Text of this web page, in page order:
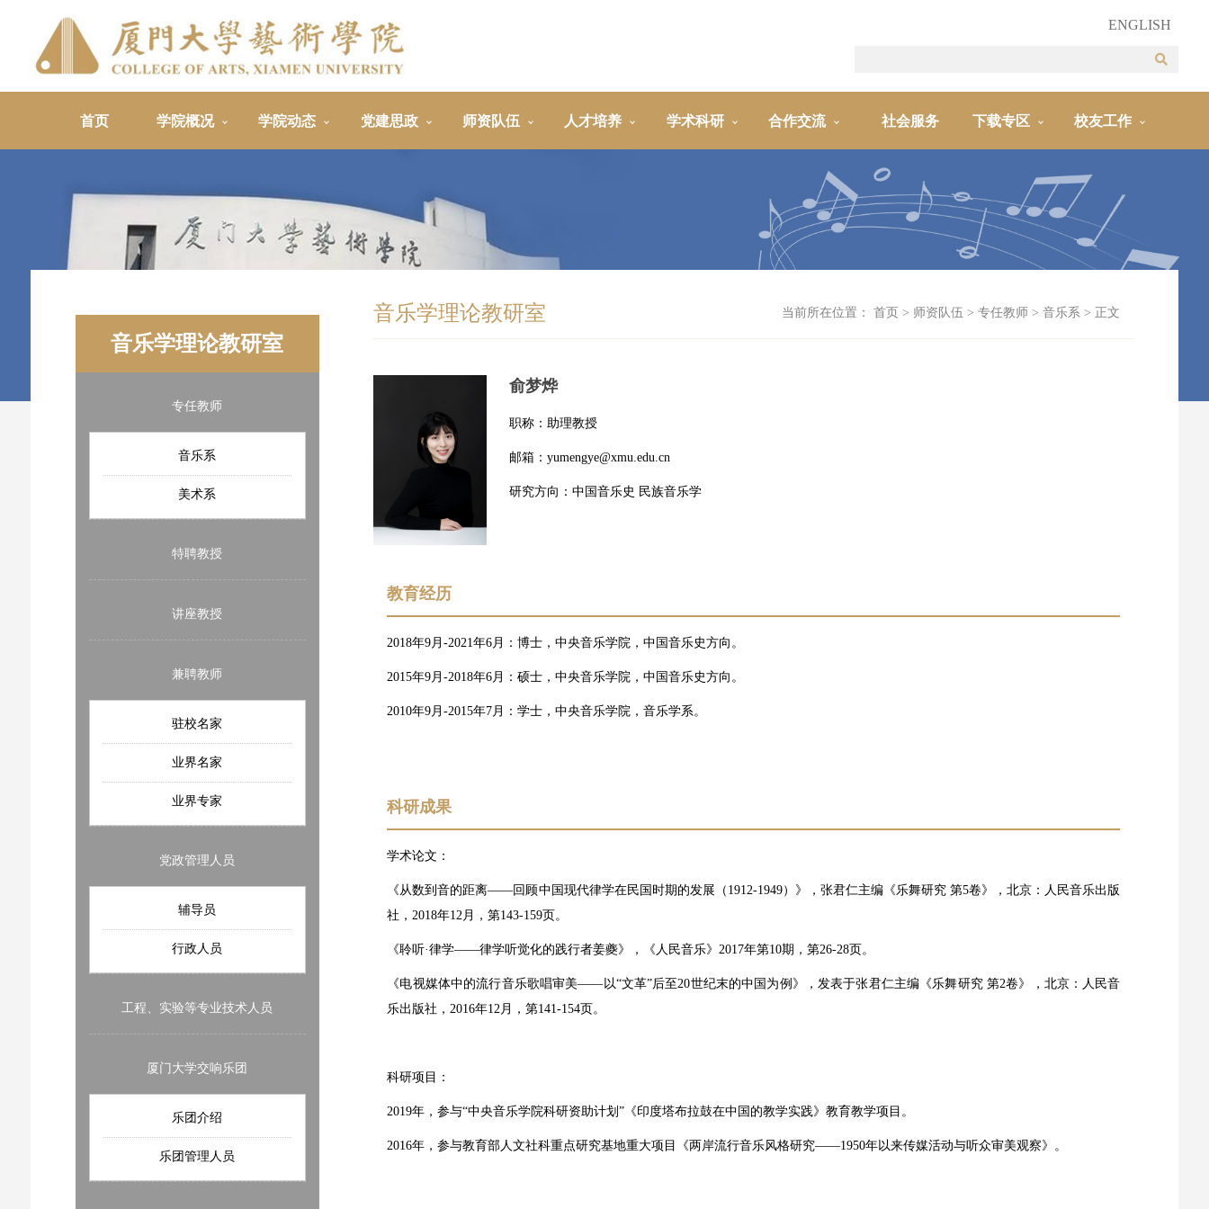
ENGLISH
首页 学院概况 学院动态 党建思政 师资队伍 人才培养 学术科研 合作交流 社会服务 下载专区 校友工作
音乐学理论教研室
专任教师
音乐系
美术系
特聘教授
讲座教授
兼聘教师
驻校名家
业界名家
业界专家
党政管理人员
辅导员
行政人员
工程、实验等专业技术人员
厦门大学交响乐团
乐团介绍
乐团管理人员
音乐学理论教研室 当前所在位置：首页 > 师资队伍 >专任教师 >音乐系 > 正文
俞梦烨
职称：助理教授
邮箱：yumengye@xmu.edu.cn
研究方向：中国音乐史 民族音乐学
教育经历
2018年9月-2021年6月：博士，中央音乐学院，中国音乐史方向。
2015年9月-2018年6月：硕士，中央音乐学院，中国音乐史方向。
2010年9月-2015年7月：学士，中央音乐学院，音乐学系。
科研成果
学术论文：
《从数到音的距离——回顾中国现代律学在民国时期的发展（1912-1949）》，张君仁主编《乐舞研究 第5卷》，北京：人民音乐出版
社，2018年12月，第143-159页。
《聆听·律学——律学听觉化的践行者姜夔》，《人民音乐》2017年第10期，第26-28页。
《电视媒体中的流行音乐歌唱审美——以“文革”后至20世纪末的中国为例》，发表于张君仁主编《乐舞研究 第2卷》，北京：人民音
乐出版社，2016年12月，第141-154页。
科研项目：
2019年，参与“中央音乐学院科研资助计划”《印度塔布拉鼓在中国的教学实践》教育教学项目。
2016年，参与教育部人文社科重点研究基地重大项目《两岸流行音乐风格研究——1950年以来传媒活动与听众审美观察》。